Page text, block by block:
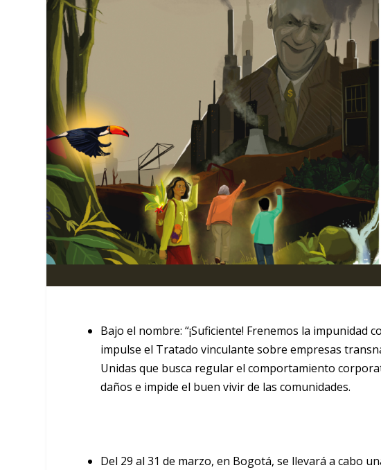
Bajo el nombre: “¡Suficiente! Frenemos la impunidad
impulse el Tratado vinculante sobre empresas
Unidas que busca regular el comportamiento
daños e impide el buen vivir de las comunidades.
Del 29 al 31 de marzo, en Bogotá,se llevará a cabo